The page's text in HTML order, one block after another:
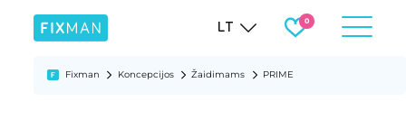
LT
Fixman Koncepcijos Žaidimams PRIME